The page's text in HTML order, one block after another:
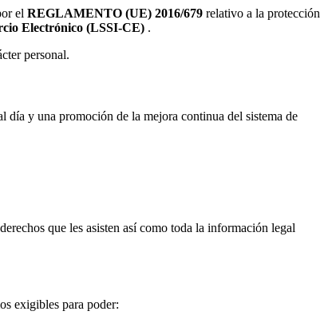
el REGLAMENTO (UE) 2016/679 relativo a la protección
Electrónico (LSSI-CE) .
personal.
día y una promoción de la mejora continua del sistema de
que les asisten así como toda la información legal
exigibles para poder: